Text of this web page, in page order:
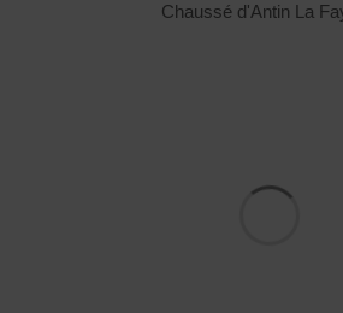
Chaussé d'Antin La